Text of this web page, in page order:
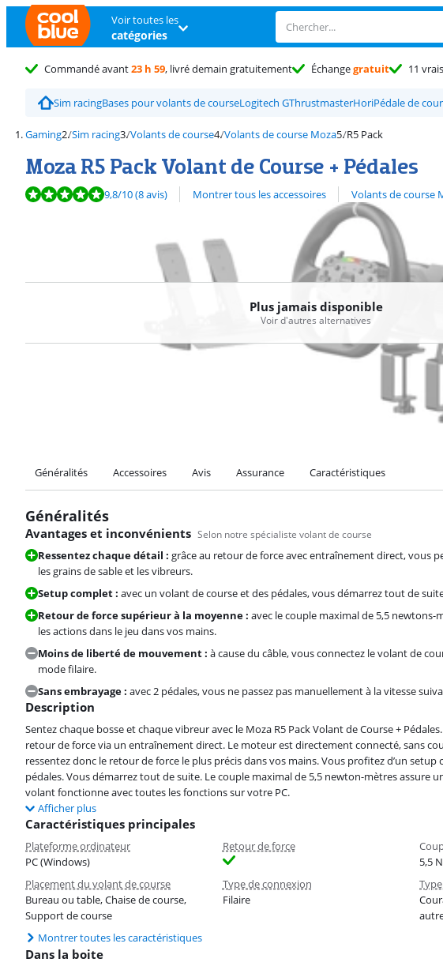
Voir toutes les
catégories
Commandé avant23 h 59, livré demain gratuitement Échangegratuit 11
Sim racingBases pour volants de courseLogitech GThrustmasterHoriPédale de
Gaming Sim racing Volants de course Volants de course Moza R5 Pack
Moza R5 Pack Volant de Course + Pédales
La note est de 9,8 sur 10, basée sur 8 avis.
9,8/10(8 avis) Montrer tous les accessoires
Découvrez l'ensemble des Volants de course
Plus jamais disponible
Voir d'autres alternatives
Généralités Accessoires Avis Assurance Caractéristiques
Généralités
Avantages et inconvénients Selon notre spécialiste volant de course
Ressentez chaque détail : grâce au retour de force avec entraînement direct, vous
les grains de sable et les vibreurs.
Setup complet : avec un volant de course et des pédales, vous démarrez tout de
Retour de force supérieur à la moyenne : avec le couple maximal de 5,5
les actions dans le jeu dans vos mains.
Moins de liberté de mouvement : à cause du câble, vous connectez le volant de
mode filaire.
Sans embrayage : avec 2 pédales, vous ne passez pas manuellement à la vitesse
Description
Sentez chaque bosse et chaque vibreur avec le Moza R5 Pack Volant de Course +
retour de force via un entraînement direct. Le moteur est directement connecté, sans
ressentez donc le retour de force le plus précis dans vos mains. Vous profitez d’un
pédales. Vous démarrez tout de suite. Le couple maximal de 5,5 newton-mètres assure
volant fonctionne avec toutes les fonctions sur votre PC.
Afficher plus
Caractéristiques principales
Plateforme ordinateur
PC (Windows)
Retour de force
5,5
Placement du volant de course
Bureau ou table, Chaise de course,
Support de course
Type de connexion
Filaire
Montrer toutes les caractéristiques
Dans la boite